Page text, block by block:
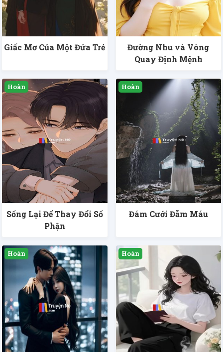
Giấc Mơ Của Một Đứa Trẻ
Đường Nhu và Vòng
Quay Định Mệnh
Sống Lại Để Thay Đổi Số
Phận
Đám Cưới Đẫm Máu